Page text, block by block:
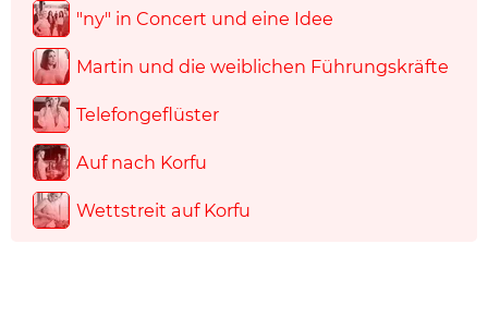
"ny" in Concert und eine Idee
Martin und die weiblichen Führungskräfte
Telefongeflüster
Auf nach Korfu
Wettstreit auf Korfu